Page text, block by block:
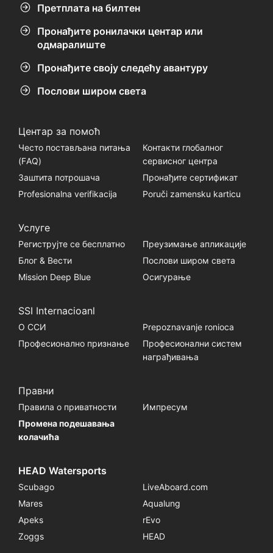
Претплата на билтен
Пронађите ронилачки центар или
одмаралиште
Пронађите своју следећу авантуру
Послови широм света
Центар за помоћ
Често постављана питања
(FАQ)
Контакти глобалног
сервисног центра
Заштита потрошача
Пронађите сертификат
Profesionalna verifikacija
Poruči zamensku karticu
Услуге
Региструјте се бесплатно
Преузимање апликације
Блог & Вести
Послови широм света
Mission Deep Blue
Осигурање
SSI Internacioanl
О ССИ
Prepoznavanje ronioca
Професионално признање
Професионални систем
награђивања
Правни
Правила о приватности
Импресум
Промена подешавања
колачића
HEAD Watersports
Scubago
LiveAboard.com
Mares
Aqualung
Apeks
rEvo
Zoggs
HEAD